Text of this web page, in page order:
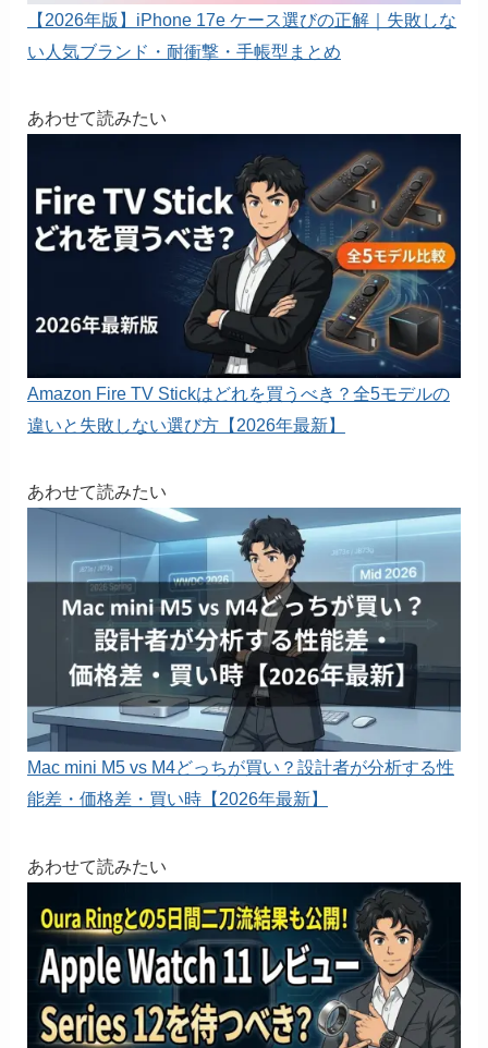
【2026年版】iPhone 17e ケース選びの正解｜失敗しな
い人気ブランド・耐衝撃・手帳型まとめ
あわせて読みたい
Amazon Fire TV Stickはどれを買うべき？全5モデルの
違いと失敗しない選び方【2026年最新】
あわせて読みたい
Mac mini M5 vs M4どっちが買い？設計者が分析する性
能差・価格差・買い時【2026年最新】
あわせて読みたい